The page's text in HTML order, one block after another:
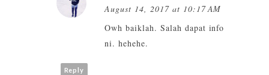
August 14, 2017 at 10:17 AM
Owh baiklah. Salah dapat info
ni. hehehe.
Reply